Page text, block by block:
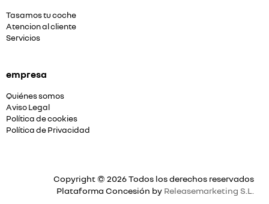
Tasamos tu coche
Atencion al cliente
Servicios
empresa
Quiénes somos
Aviso Legal
Política de cookies
Política de Privacidad
Copyright © 2026 Todos los derechos reservados
Plataforma Concesión by Releasemarketing S.L.